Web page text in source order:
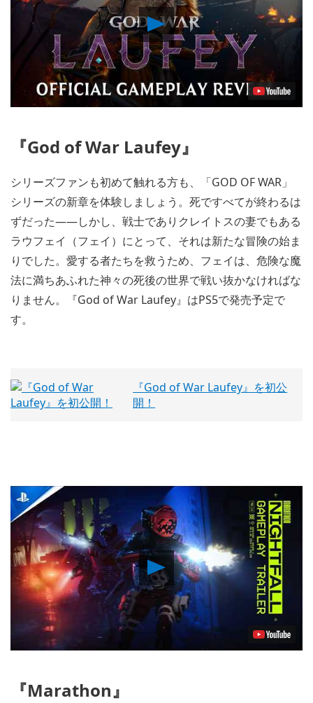
Play
Video
『God of War Laufey』
シリーズファンも初めて触れる方も、「GOD OF WAR」
シリーズの新章を体験しましょう。死ですべてが終わるは
ずだった――しかし、戦士でありクレイトスの妻でもある
ラウフェイ（フェイ）にとって、それは新たな冒険の始ま
りでした。愛する者たちを救うため、フェイは、危険な魔
法に満ちあふれた神々の死後の世界で戦い抜かなければな
りません。『God of War Laufey』はPS5で発売予定で
す。
『God of War Laufey』を初公
開！
Play
Video
『Marathon』